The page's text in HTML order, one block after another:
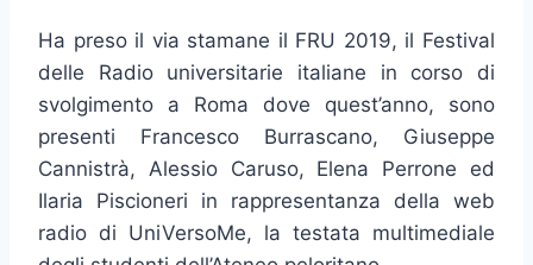
Ha preso il via stamane il FRU 2019, il Festival
delle Radio universitarie italiane in corso di
svolgimento a Roma dove quest’anno, sono
presenti Francesco Burrascano, Giuseppe
Cannistrà, Alessio Caruso, Elena Perrone ed
Ilaria Piscioneri in rappresentanza della web
radio di UniVersoMe, la testata multimediale